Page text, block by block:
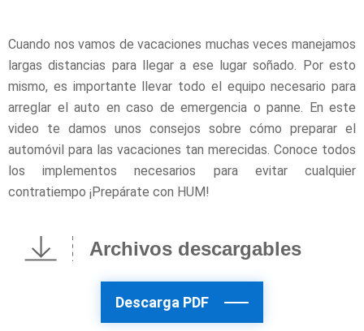
Cuando nos vamos de vacaciones muchas veces manejamos
largas distancias para llegar a ese lugar soñado. Por esto
mismo, es importante llevar todo el equipo necesario para
arreglar el auto en caso de emergencia o panne. En este
video te damos unos consejos sobre cómo preparar el
automóvil para las vacaciones tan merecidas. Conoce todos
los implementos necesarios para evitar cualquier
contratiempo ¡Prepárate con HUM!
Archivos descargables
Descarga PDF